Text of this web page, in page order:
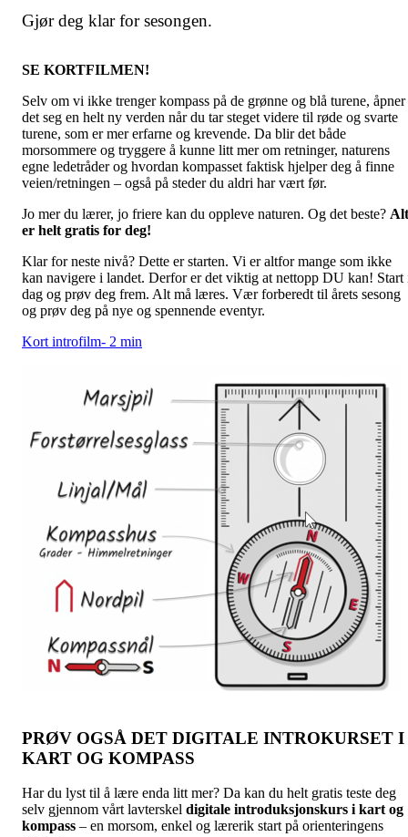
Gjør deg klar for sesongen.
SE KORTFILMEN!
Selv om vi ikke trenger kompass på de grønne og blå turene, åpner
det seg en helt ny verden når du tar steget videre til røde og svarte
turene, som er mer erfarne og krevende. Da blir det både
morsommere og tryggere å kunne litt mer om retninger, naturens
egne ledetråder og hvordan kompasset faktisk hjelper deg å finne
veien/retningen – også på steder du aldri har vært før.
Jo mer du lærer, jo friere kan du oppleve naturen. Og det beste? Alt
er helt gratis for deg!
Klar for neste nivå? Dette er starten. Vi er altfor mange som ikke
kan navigere i landet. Derfor er det viktig at nettopp DU kan! Start
dag og prøv deg frem. Alt må læres. Vær forberedt til årets sesong
og prøv deg på nye og spennende eventyr.
Kort introfilm- 2 min
PRØV OGSÅ DET DIGITALE INTROKURSET I
KART OG KOMPASS
Har du lyst til å lære enda litt mer? Da kan du helt gratis teste deg
selv gjennom vårt lavterskel digitale introduksjonskurs i kart og
kompass – en morsom, enkel og lærerik start på orienteringens